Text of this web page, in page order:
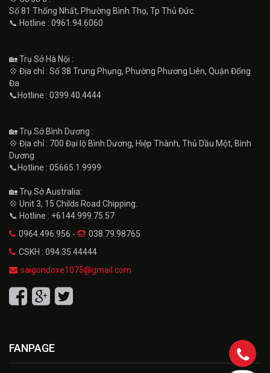
Số 81 Thống Nhất, Phường Bình Thọ, Tp Thủ Đức.
📞 Hotline : 0961.94.6060
🏡 Trụ Sở Hà Nội :
💠 Địa chỉ : Số 38 Trung Phụng, Phường Phương Liên, Quận Đống
Đa
📞Hotline : 0399.40.4444
🏡 Trụ Sở Bình Dương :
💠 Địa chỉ : 700 Đại lộ Bình Dương, Hiệp Thành, Thủ Dầu Một, Bình
Dương
📞Hotline : 05665.1.9999
🏡 Trụ Sở Australia:
💠 Unit 3, 15 Childs Road Chipping.
📞 Hotline : +6144.999.75.57
0964.496.956 -
038.79.98765
CSKH : 094.35.44444
saigondoxe1075@gmail.com
FANPAGE